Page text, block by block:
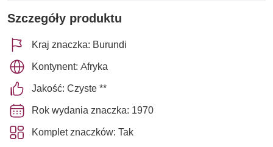
Szczegóły produktu
Kraj znaczka: Burundi
Kontynent: Afryka
Jakość: Czyste **
Rok wydania znaczka: 1970
Komplet znaczków: Tak